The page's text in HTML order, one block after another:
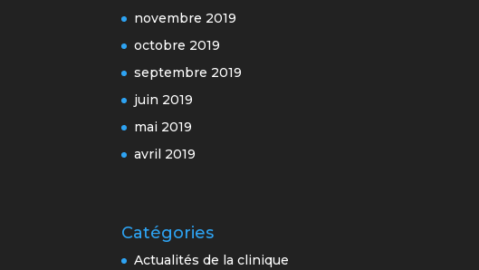
novembre 2019
octobre 2019
septembre 2019
juin 2019
mai 2019
avril 2019
Catégories
Actualités de la clinique